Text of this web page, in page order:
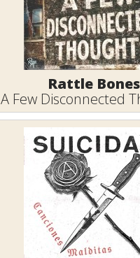
Rattle Bones
A Few Disconnected